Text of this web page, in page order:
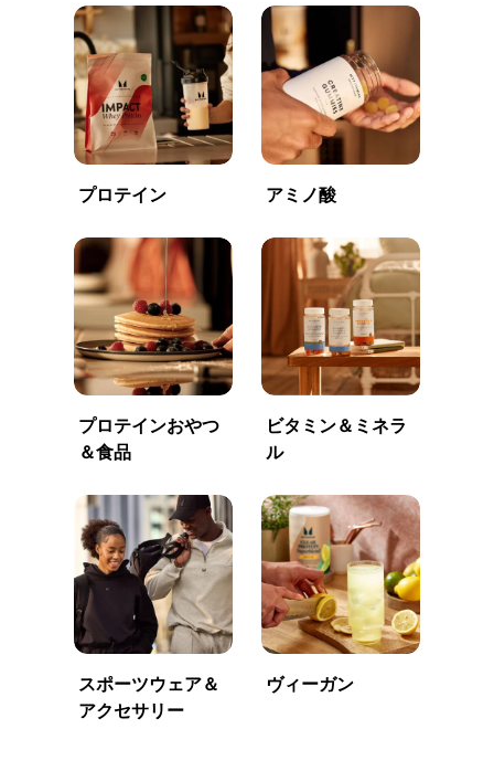
プロテイン アミノ酸
プロテインおやつ
＆食品
ビタミン＆ミネラ
ル
スポーツウェア＆
アクセサリー
ヴィーガン